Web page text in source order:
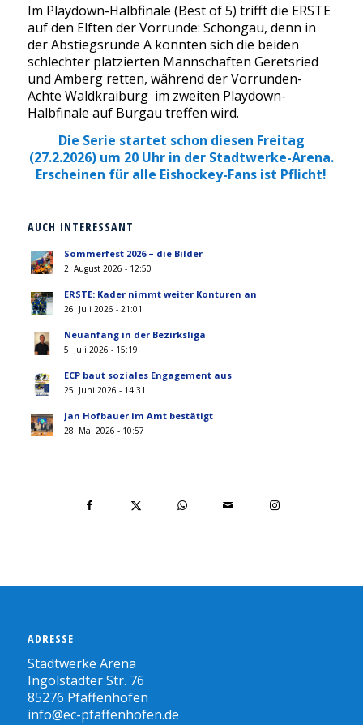
Im Playdown-Halbfinale (Best of 5) trifft die ERSTE
auf den Elften der Vorrunde: Schongau, denn in
der Abstiegsrunde A konnten sich die beiden
schlechter platzierten Mannschaften Geretsried
und Amberg retten, während der Vorrunden-
Achte Waldkraiburg im zweiten Playdown-
Halbfinale auf Burgau treffen wird.
Die Serie startet schon diesen Freitag
(27.2.2026) um 20 Uhr in der Stadtwerke-Arena.
Erscheinen für alle Eishockey-Fans ist Pflicht!
AUCH INTERESSANT
Sommerfest 2026 – die Bilder
2. August 2026 - 12:50
ERSTE: Kader nimmt weiter Konturen an
26. Juli 2026 - 21:01
Neuanfang in der Bezirksliga
5. Juli 2026 - 15:19
ECP baut soziales Engagement aus
25. Juni 2026 - 14:31
Jan Hofbauer im Amt bestätigt
28. Mai 2026 - 10:57
ADRESSE
Stadtwerke Arena
Ingolstädter Str. 76
85276 Pfaffenhofen
info@ec-pfaffenhofen.de